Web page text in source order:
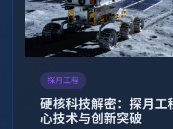
探月工程
硬核科技解密：探月工
心技术与创新突破